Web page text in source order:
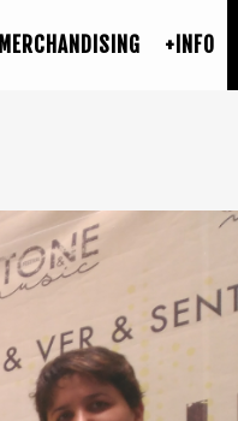
MERCHANDISING +INFO